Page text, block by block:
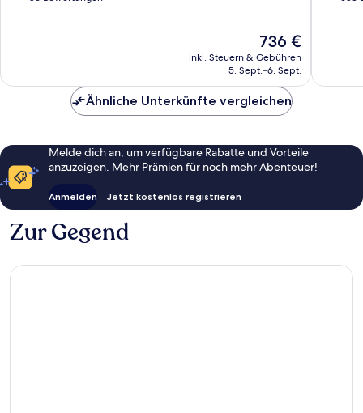
Der
Preis
beträgt
736 €
inkl. Steuern & Gebühren
5. Sept.–6. Sept.
Ähnliche Unterkünfte vergleichen
Melde dich an, um verfügbare Rabatte und Vorteile
anzuzeigen. Mehr Prämien für noch mehr Abenteuer!
Anmelden Jetzt kostenlos registrieren
Zur Gegend